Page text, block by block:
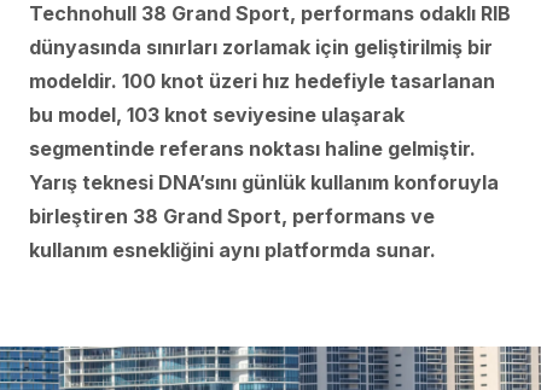
Technohull 38 Grand Sport, performans odaklı RIB
dünyasında sınırları zorlamak için geliştirilmiş bir
modeldir. 100 knot üzeri hız hedefiyle tasarlanan
bu model, 103 knot seviyesine ulaşarak
segmentinde referans noktası haline gelmiştir.
Yarış teknesi DNA’sını günlük kullanım konforuyla
birleştiren 38 Grand Sport, performans ve
kullanım esnekliğini aynı platformda sunar.